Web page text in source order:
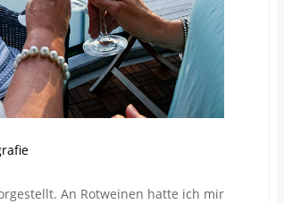
An Rotweinen hatte ich mir